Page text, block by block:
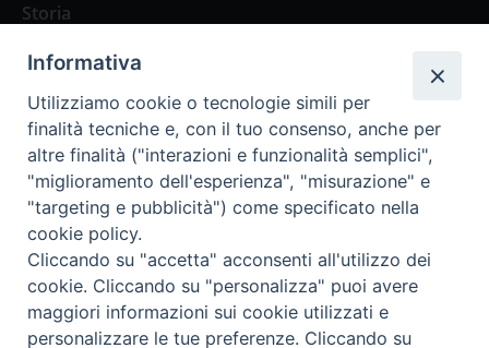
Storia
Abbonamenti
Abbonamento Annuale Digitale
Abbonamento Annuale Cartaceo
Abbonamento Singola Copia Digitale
Informativa
Utilizziamo cookie o tecnologie simili per
finalità tecniche e, con il tuo consenso, anche per
altre finalità ("interazioni e funzionalità semplici",
"miglioramento dell'esperienza", "misurazione" e
"targeting e pubblicità") come specificato nella
cookie policy.
Cliccando su "accetta" acconsenti all'utilizzo dei
cookie. Cliccando su "personalizza" puoi avere
maggiori informazioni sui cookie utilizzati e
personalizzare le tue preferenze. Cliccando su